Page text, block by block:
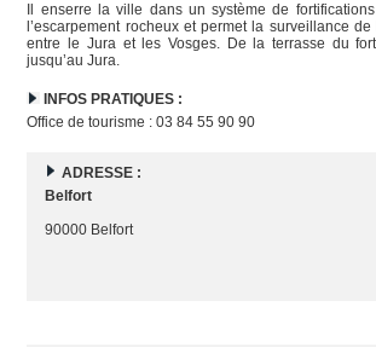
Il enserre la ville dans un système de
l’escarpement rocheux et permet la surveillance
entre le Jura et les Vosges. De la terrasse du
jusqu’au Jura.
INFOS PRATIQUES :
Office de tourisme : 03 84 55 90 90
ADRESSE :
Belfort
90000 Belfort